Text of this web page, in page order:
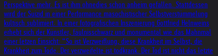
Perspektive mehr. Es ist ihm ohnedies schon anheim gefallen. Stattdessen
wird der Suizid in einer Performance masochistischer Selbstverstümmelung
kultisch sublimiert. In einer fotografischen Inszenierung Gottfried Helnweins
erhebt sich der Künstler, fäulnisschwarz und monumental wie das Mahnmal
einer letzen Einsicht: “So ist Verzweiflung, diese Krankheit im Selbst, die
Krankheit zum Tode. Der verzweifelte ist todkrank. Der Tod ist nicht das letzte